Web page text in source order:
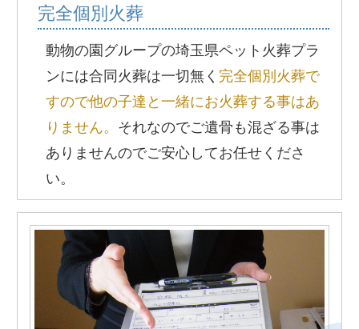
完全個別火葬
動物の園グループの埼玉県ペット火葬プラ
ンには合同火葬は一切無く 完全個別火葬で
すので他の子達と一緒にお火葬する事はあ
りません。 それなのでご遺骨も混ざる事は
ありませんのでご安心してお任せくださ
い。